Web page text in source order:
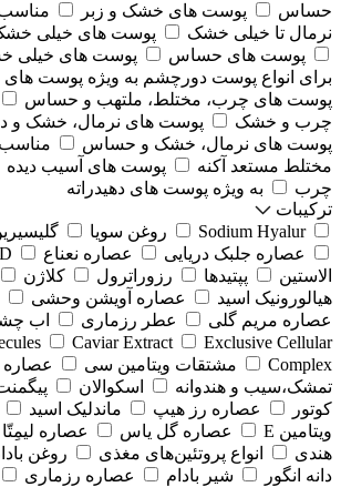
حساس
پوست های خشک و زبر
نرمال تا خیلی خشک
پوست های خیلی
پوست های حساس
پوست های خیلی
برای انواع پوست دورچشم به ویژه پوست
پوست های چرب، مختلط، ملتهب و حساس
چرب و خشک
پوست های نرمال، خشک و
پوست های نرمال، خشک و حساس
مختلط مستعد آکنه
پوست های آسیب دیده
چرب
به ویژه پوست های دهیدراته
ترکیبات
Sodium Hyalur
روغن سویا
عصاره جلبک دریایی
عصاره نعناع
الاستین
پپتیدها رزوراترول کلاژن
هیالورونیک اسید
عصاره آویشن وحشی
عصاره مریم گلی
عطر رزماری
اب
Caviar Extract
Exclusive Cellular
Complex
مشتقات ویتامین سی
تمشک،سیب و هندوانه
اسکوالان
کوتور
عصاره رز هیپ ماندلیک اسید
ویتامین E
عصاره گل یاس عصاره لیمِتّا
هندی
انواع پروتئین‌های مغذی روغن
دانه انگور
شیر بادام عصاره رزماری